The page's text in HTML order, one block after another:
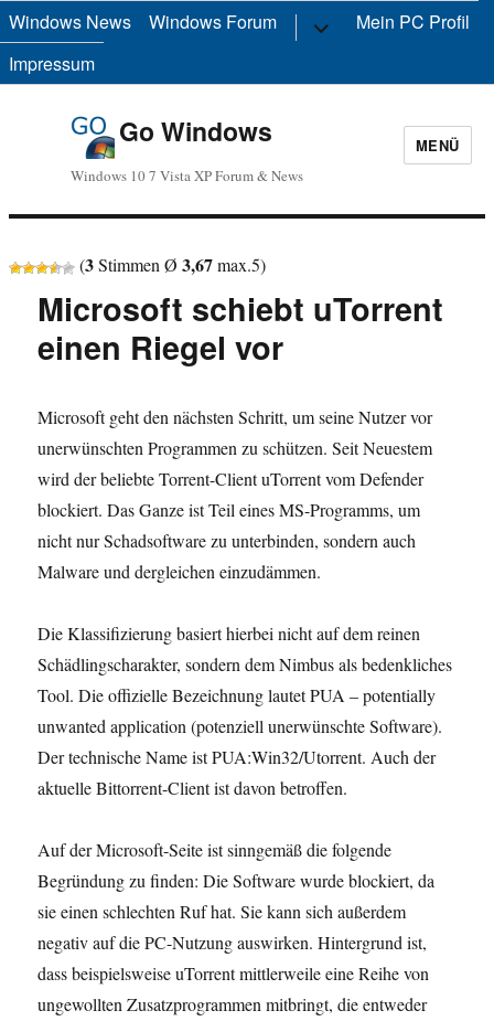
Windows News Windows Forum Untermenü
anzeigen
Mein PC Profil
Impressum
Go Windows
Windows 10 7 Vista XP Forum & News
MENÜ
(3Stimmen Ø 3,67max.5)
Microsoft schiebt uTorrent
einen Riegel vor
Microsoft geht den nächsten Schritt, um seine Nutzer vor
unerwünschten Programmen zu schützen. Seit Neuestem
wird der beliebte Torrent-Client uTorrent vom Defender
blockiert. Das Ganze ist Teil eines MS-Programms, um
nicht nur Schadsoftware zu unterbinden, sondern auch
Malware und dergleichen einzudämmen.
Die Klassifizierung basiert hierbei nicht auf dem reinen
Schädlingscharakter, sondern dem Nimbus als bedenkliches
Tool. Die offizielle Bezeichnung lautet PUA – potentially
unwanted application (potenziell unerwünschte Software).
Der technische Name ist PUA:Win32/Utorrent. Auch der
aktuelle Bittorrent-Client ist davon betroffen.
Auf der Microsoft-Seite ist sinngemäß die folgende
Begründung zu finden: Die Software wurde blockiert, da
sie einen schlechten Ruf hat. Sie kann sich außerdem
negativ auf die PC-Nutzung auswirken. Hintergrund ist,
dass beispielsweise uTorrent mittlerweile eine Reihe von
ungewollten Zusatzprogrammen mitbringt, die entweder